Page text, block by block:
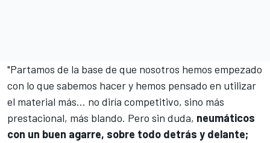
"Partamos de la base de que nosotros hemos empezado
con lo que sabemos hacer y hemos pensado en utilizar
el material más... no diría competitivo, sino más
prestacional, más blando. Pero sin duda, neumáticos
con un buen agarre, sobre todo detrás y delante;